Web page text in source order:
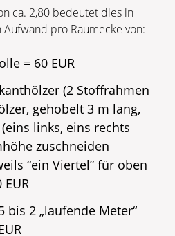
ca. 2,80 bedeutet dies in
pro Raumecke von:
= 60 EUR
(2 Stoffrahmen
gehobelt 3 m lang,
links, eins rechts
zuschneiden
“ein Viertel” für oben
bis 2 „laufende Meter“